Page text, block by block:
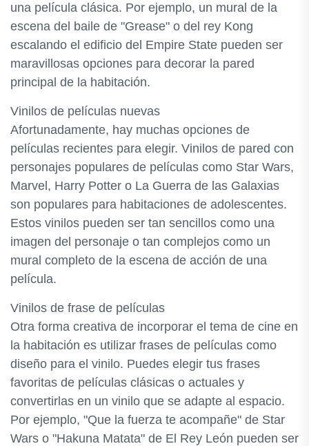
una película clásica. Por ejemplo, un mural de la
escena del baile de "Grease" o del rey Kong
escalando el edificio del Empire State pueden ser
maravillosas opciones para decorar la pared
principal de la habitación.
Vinilos de películas nuevas
Afortunadamente, hay muchas opciones de
películas recientes para elegir. Vinilos de pared con
personajes populares de películas como Star Wars,
Marvel, Harry Potter o La Guerra de las Galaxias
son populares para habitaciones de adolescentes.
Estos vinilos pueden ser tan sencillos como una
imagen del personaje o tan complejos como un
mural completo de la escena de acción de una
película.
Vinilos de frase de películas
Otra forma creativa de incorporar el tema de cine en
la habitación es utilizar frases de películas como
diseño para el vinilo. Puedes elegir tus frases
favoritas de películas clásicas o actuales y
convertirlas en un vinilo que se adapte al espacio.
Por ejemplo, "Que la fuerza te acompañe" de Star
Wars o "Hakuna Matata" de El Rey León pueden ser